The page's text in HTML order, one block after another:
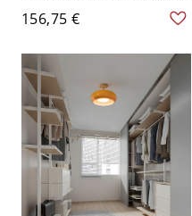
Kinderzimmerlampe mit
Zugschalter - Orange
110V-120V 20,32 cm
156,75 €